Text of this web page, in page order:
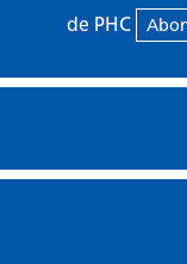
de PHC